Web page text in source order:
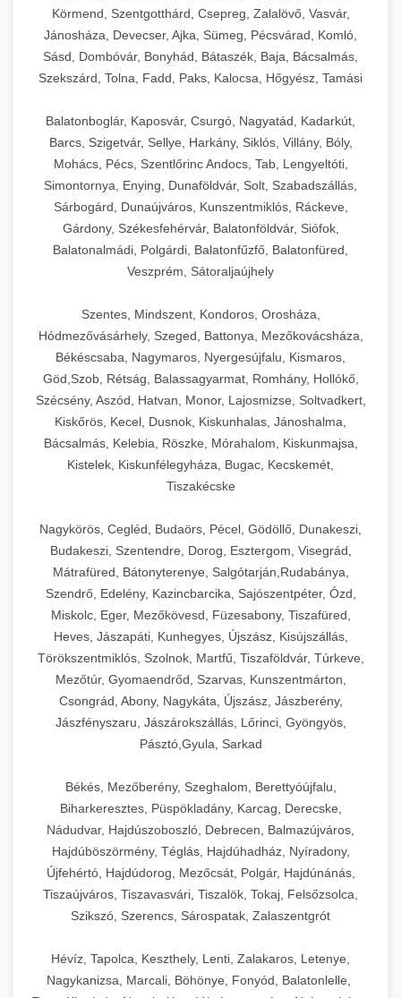
Körmend, Szentgotthárd, Csepreg, Zalalövő, Vasvár,
Jánosháza, Devecser, Ajka, Sümeg, Pécsvárad, Komló,
Sásd, Dombóvár, Bonyhád, Bátaszék, Baja, Bácsalmás,
Szekszárd, Tolna, Fadd, Paks, Kalocsa, Hőgyész, Tamási
Balatonboglár, Kaposvár, Csurgó, Nagyatád, Kadarkút,
Barcs, Szigetvár, Sellye, Harkány, Siklós, Villány, Bóly,
Mohács, Pécs, Szentlőrinc Andocs, Tab, Lengyeltóti,
Simontornya, Enying, Dunaföldvár, Solt, Szabadszállás,
Sárbogárd, Dunaújváros, Kunszentmiklós, Ráckeve,
Gárdony, Székesfehérvár, Balatonföldvár, Siófok,
Balatonalmádi, Polgárdi, Balatonfűzfő, Balatonfüred,
Veszprém, Sátoraljaújhely
Szentes, Mindszent, Kondoros, Orosháza,
Hódmezővásárhely, Szeged, Battonya, Mezőkovácsháza,
Békéscsaba, Nagymaros, Nyergesújfalu, Kismaros,
Göd,Szob, Rétság, Balassagyarmat, Romhány, Hollókő,
Szécsény, Aszód, Hatvan, Monor, Lajosmizse, Soltvadkert,
Kiskőrös, Kecel, Dusnok, Kiskunhalas, Jánoshalma,
Bácsalmás, Kelebia, Röszke, Mórahalom, Kiskunmajsa,
Kistelek, Kiskunfélegyháza, Bugac, Kecskemét,
Tiszakécske
Nagykörös, Cegléd, Budaörs, Pécel, Gödöllő, Dunakeszi,
Budakeszi, Szentendre, Dorog, Esztergom, Visegrád,
Mátrafüred, Bátonyterenye, Salgótarján,Rudabánya,
Szendrő, Edelény, Kazincbarcika, Sajószentpéter, Ózd,
Miskolc, Eger, Mezőkövesd, Füzesabony, Tiszafüred,
Heves, Jászapáti, Kunhegyes, Újszász, Kisújszállás,
Törökszentmiklós, Szolnok, Martfű, Tiszaföldvár, Túrkeve,
Mezőtúr, Gyomaendrőd, Szarvas, Kunszentmárton,
Csongrád, Abony, Nagykáta, Újszász, Jászberény,
Jászfényszaru, Jászárokszállás, Lőrinci, Gyöngyös,
Pásztó,Gyula, Sarkad
Békés, Mezőberény, Szeghalom, Berettyóújfalu,
Biharkeresztes, Püspökladány, Karcag, Derecske,
Nádudvar, Hajdúszoboszló, Debrecen, Balmazújváros,
Hajdúböszörmény, Téglás, Hajdúhadház, Nyíradony,
Újfehértó, Hajdúdorog, Mezőcsát, Polgár, Hajdúnánás,
Tiszaújváros, Tiszavasvári, Tiszalök, Tokaj, Felsőzsolca,
Szikszó, Szerencs, Sárospatak, Zalaszentgrót
Hévíz, Tapolca, Keszthely, Lenti, Zalakaros, Letenye,
Nagykanizsa, Marcali, Böhönye, Fonyód, Balatonlelle,